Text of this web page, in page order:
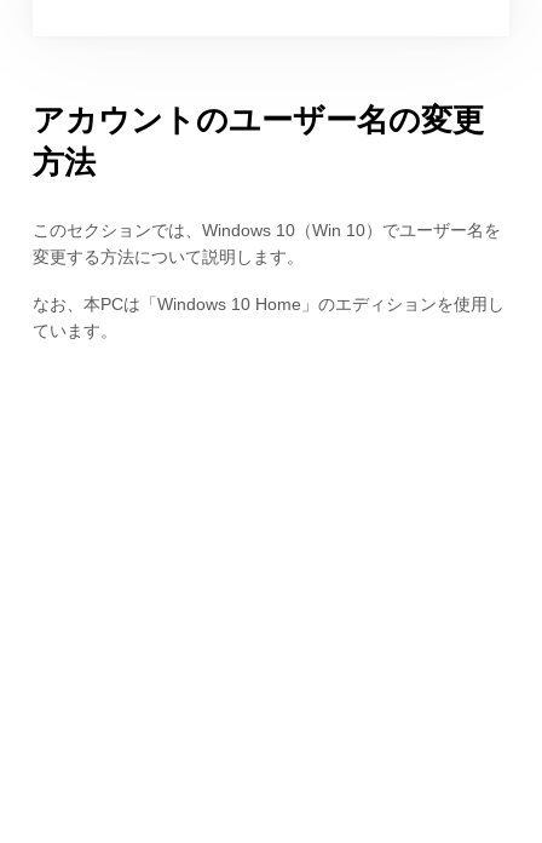
アカウントのユーザー名の変更
方法
このセクションでは、Windows 10（Win 10）でユーザー名を
変更する方法について説明します。
なお、本PCは「Windows 10 Home」のエディションを使用し
ています。